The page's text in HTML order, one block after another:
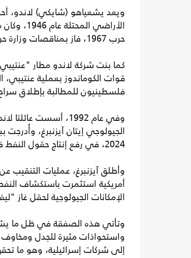
حرب 1967، فاز بمناقصات وزارة حرب الاحتلال لبناء مطارات وقواعد لجيش الاحتلال في سيناء.
كما بنت شركة لاندو مطار
فلسطينيون للمطالبة بإطلاق
وفي عام 1992، أسست
الجيولوجي إيتان آيزنبرغ،
2024، في رفع إنتاج حقول النفط في سيناء إلى 120 ألف برميل يوميا.
وأطلق آيزنبرغ، عمليات
أمريكية استثمرت باستكشاف
الإمكانات الجيولوجية لحقل غاز
وتأتي هذه الصفقة في ظل ما
واستحواذات مثيرة للجدل
إلى شركات إسرائيلية، وهو ما